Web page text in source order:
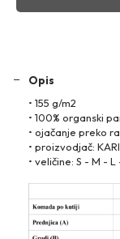
Opis
• 155 g/m2
• 100% organski
• ojačanje preko
• proizvodjač:
• veličine: S - M -